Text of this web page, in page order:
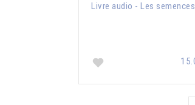
Livre audio - Les